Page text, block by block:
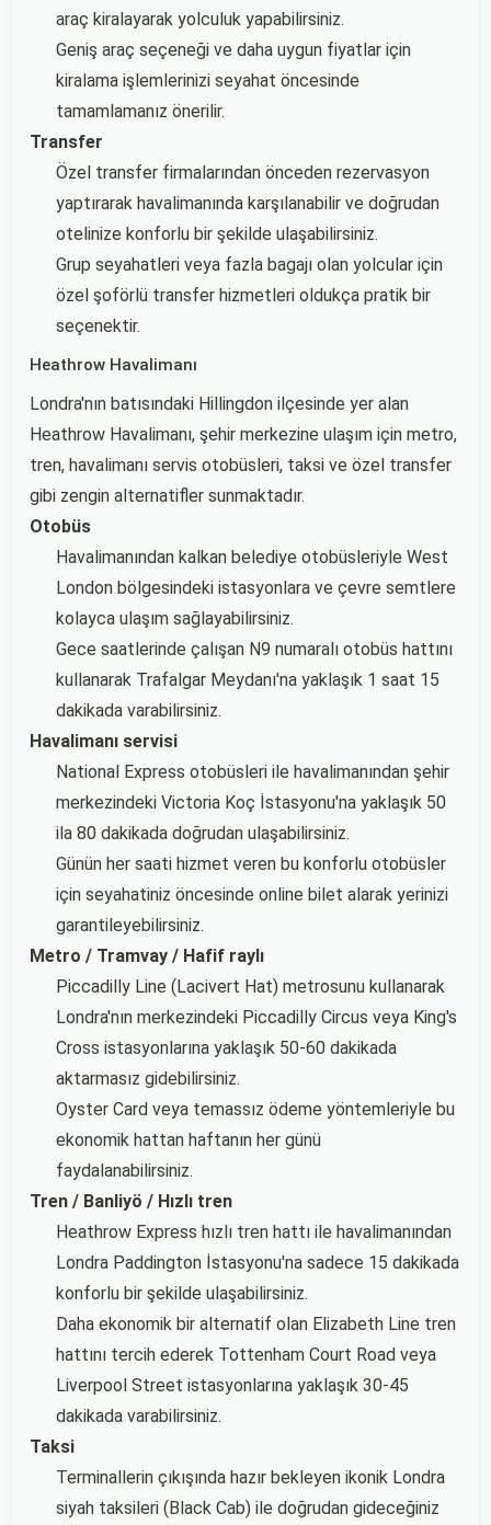
araç kiralayarak yolculuk yapabilirsiniz.
Geniş araç seçeneği ve daha uygun fiyatlar için
kiralama işlemlerinizi seyahat öncesinde
tamamlamanız önerilir.
Transfer
Özel transfer firmalarından önceden rezervasyon
yaptırarak havalimanında karşılanabilir ve doğrudan
otelinize konforlu bir şekilde ulaşabilirsiniz.
Grup seyahatleri veya fazla bagajı olan yolcular için
özel şoförlü transfer hizmetleri oldukça pratik bir
seçenektir.
Heathrow Havalimanı
Londra'nın batısındaki Hillingdon ilçesinde yer alan
Heathrow Havalimanı, şehir merkezine ulaşım için metro,
tren, havalimanı servis otobüsleri, taksi ve özel transfer
gibi zengin alternatifler sunmaktadır.
Otobüs
Havalimanından kalkan belediye otobüsleriyle West
London bölgesindeki istasyonlara ve çevre semtlere
kolayca ulaşım sağlayabilirsiniz.
Gece saatlerinde çalışan N9 numaralı otobüs hattını
kullanarak Trafalgar Meydanı'na yaklaşık 1 saat 15
dakikada varabilirsiniz.
Havalimanı servisi
National Express otobüsleri ile havalimanından şehir
merkezindeki Victoria Koç İstasyonu'na yaklaşık 50
ila 80 dakikada doğrudan ulaşabilirsiniz.
Günün her saati hizmet veren bu konforlu otobüsler
için seyahatiniz öncesinde online bilet alarak yerinizi
garantileyebilirsiniz.
Metro / Tramvay / Hafif raylı
Piccadilly Line (Lacivert Hat) metrosunu kullanarak
Londra'nın merkezindeki Piccadilly Circus veya King's
Cross istasyonlarına yaklaşık 50-60 dakikada
aktarmasız gidebilirsiniz.
Oyster Card veya temassız ödeme yöntemleriyle bu
ekonomik hattan haftanın her günü
faydalanabilirsiniz.
Tren / Banliyö / Hızlı tren
Heathrow Express hızlı tren hattı ile havalimanından
Londra Paddington İstasyonu'na sadece 15 dakikada
konforlu bir şekilde ulaşabilirsiniz.
Daha ekonomik bir alternatif olan Elizabeth Line tren
hattını tercih ederek Tottenham Court Road veya
Liverpool Street istasyonlarına yaklaşık 30-45
dakikada varabilirsiniz.
Taksi
Terminallerin çıkışında hazır bekleyen ikonik Londra
siyah taksileri (Black Cab) ile doğrudan gideceğiniz